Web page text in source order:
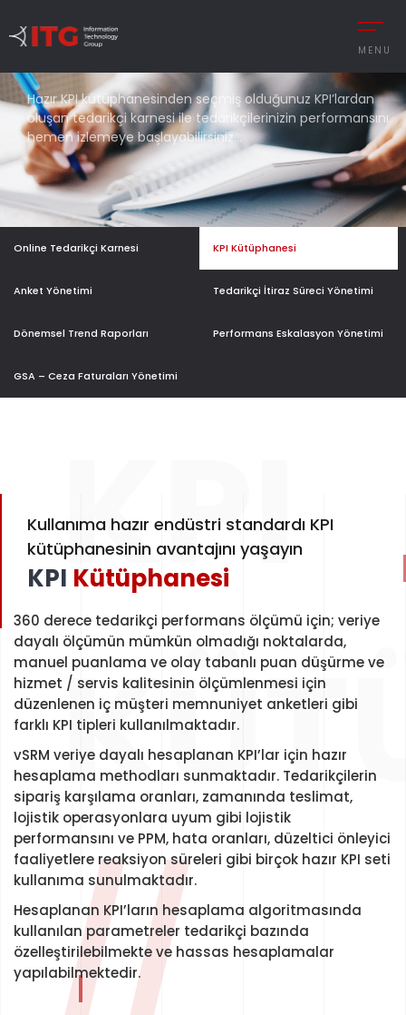
MENU
MANAGEMENT
AUTOMOTIVE
MANUFACTURING
DEFENCE &
RETAIL
RETAIL – TEXTILE
İNGILIZCE
Hazır KPI kütüphanesinden seçmiş olduğunuz KPI’lardan
oluşan tedarikçi karnesi ile tedarikçilerinizin performansını
hemen izlemeye başlayabilirsiniz…
Online Tedarikçi Karnesi KPI Kütüphanesi
Anket Yönetimi Tedarikçi İtiraz Süreci Yönetimi
Dönemsel Trend Raporları Performans Eskalasyon Yönetimi
GSA – Ceza Faturaları Yönetimi
KPI
//
Kullanıma hazır endüstri standardı KPI
kütüphanesinin avantajını yaşayın
KPI Kütüphanesi
360 derece tedarikçi performans ölçümü için; veriye
dayalı ölçümün mümkün olmadığı noktalarda,
manuel puanlama ve olay tabanlı puan düşürme ve
hizmet / servis kalitesinin ölçümlenmesi için
düzenlenen iç müşteri memnuniyet anketleri gibi
farklı KPI tipleri kullanılmaktadır.
vSRM veriye dayalı hesaplanan KPI’lar için hazır
hesaplama methodları sunmaktadır. Tedarikçilerin
sipariş karşılama oranları, zamanında teslimat,
lojistik operasyonlara uyum gibi lojistik
performansını ve PPM, hata oranları, düzeltici önleyici
faaliyetlere reaksiyon süreleri gibi birçok hazır KPI seti
kullanıma sunulmaktadır.
Hesaplanan KPI’ların hesaplama algoritmasında
kullanılan parametreler tedarikçi bazında
özelleştirilebilmekte ve hassas hesaplamalar
yapılabilmektedir.